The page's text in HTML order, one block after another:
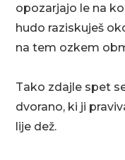
opozarjajo le na
hudo raziskuješ
na tem ozkem
Tako zdajle spet
dvorano, ki ji
lije dež.